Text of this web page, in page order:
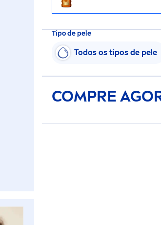
Tipo de pele
Todos os tipos de pele
COMPRE